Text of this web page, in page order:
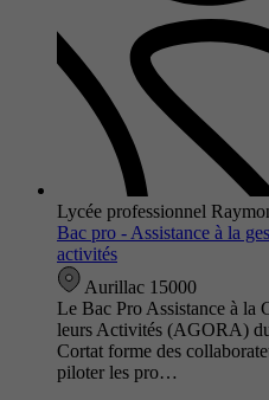
Lycée professionnel
Bac pro - Assistance à la
activités
Aurillac 15000
Le Bac Pro Assistance à la
leurs Activités (AGORA)
Cortat forme des
piloter les pro…